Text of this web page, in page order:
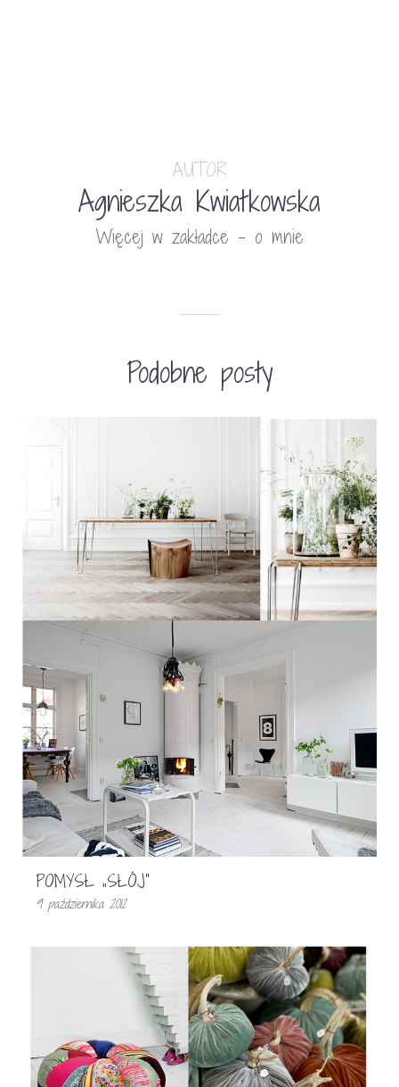
AUTOR
Agnieszka Kwiatkowska
Więcej w zakładce - o mnie
Podobne posty
POMYSŁ „SŁÓJ”
9 października 2012